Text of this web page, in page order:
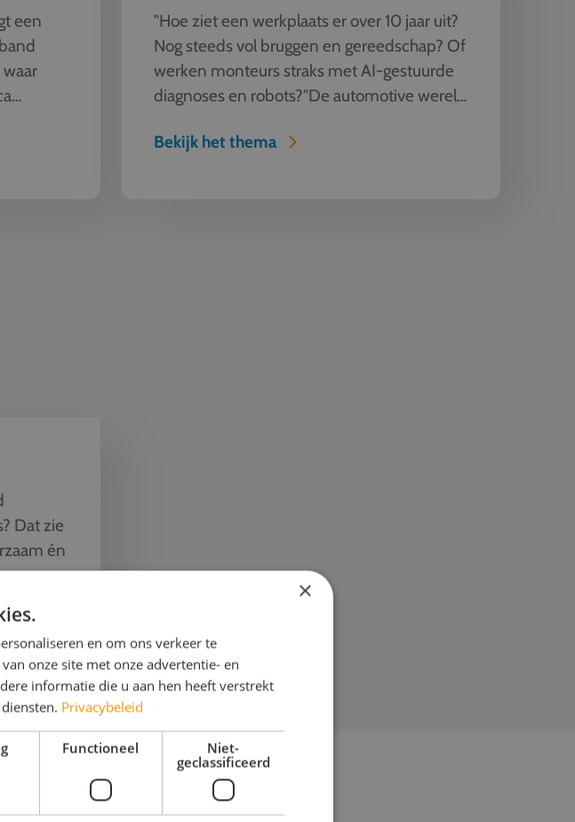
een
"Hoe ziet een werkplaats er over 10 jaar uit?
Nog steeds vol bruggen en gereedschap? Of
werken monteurs straks met AI-gestuurde
diagnoses en robots?"De automotive wereld
Bekijk het thema
Dat zie
én
×
en om ons verkeer te
onze site met onze advertentie- en
informatie die u aan hen heeft verstrekt
Privacybeleid
Functioneel
Niet-
geclassificeerd